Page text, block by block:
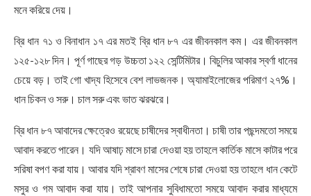
মনে করিয়ে দেয়।
ব্রি ধান ৭১ ও বিনাধান ১৭ এর মতই ব্রি ধান ৮৭ এর জীবনকাল কম। এর জীবনকাল
১২৫-১২৮ দিন। পূর্ণ গাছের গড় উচ্চতা ১২২ সেন্টিমিটার। বিচুলির আকার স্বর্ণা ধানের
চেয়ে বড়। তাই গো খাদ্য হিসেবে বেশ লাভজনক। অ্যামাইলোজের পরিমাণ ২৭%।
ধান চিকন ও সরু। চাল সরু এবং ভাত ঝরঝরে।
ব্রি ধান ৮৭ আবাদের ক্ষেত্রেও রয়েছে চাষীদের স্বাধীনতা। চাষী তার পছন্দমতো সময়ে
আবাদ করতে পারেন। যদি আষাঢ় মাসে চারা দেওয়া হয় তাহলে কার্তিক মাসে কাটার পরে
সরিষা বপণ করা যায়। আবার যদি শ্রাবণ মাসের শেষে চারা দেওয়া হয় তাহলে ধান কেটে
মসুর ও গম আবাদ করা যায়। তাই আপনার সুবিধামতো সময়ে আবাদ করার মাধ্যমে